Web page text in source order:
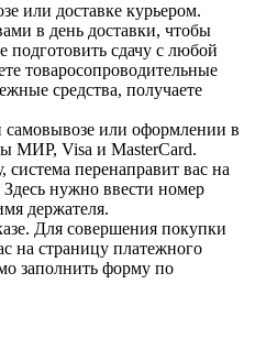
или доставке курьером.
в день доставки, чтобы
подготовить сдачу с любой
товаросопроводительные
средства, получаете
самовывозе или оформлении в
МИР, Visa и MasterCard.
перенаправит вас на
нужно ввести номер
держателя.
Для совершения покупки
на страницу платежного
заполнить форму по